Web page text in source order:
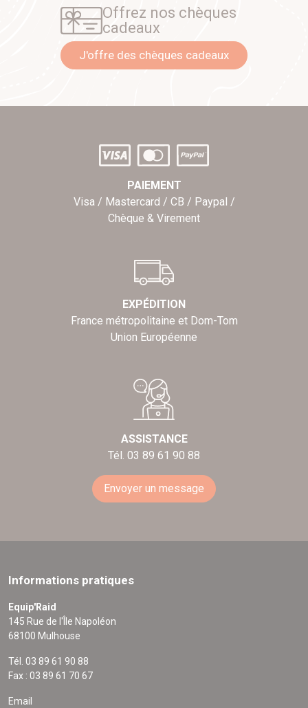
Offrez nos chèques
cadeaux
J'offre des chèques cadeaux
PAIEMENT
Visa / Mastercard / CB / Paypal /
Chèque & Virement
EXPÉDITION
France métropolitaine et Dom-Tom
Union Européenne
ASSISTANCE
Tél. 03 89 61 90 88
Envoyer un message
Informations pratiques
Equip'Raid
145 Rue de l'Île Napoléon
68100 Mulhouse
Tél. 03 89 61 90 88
Fax : 03 89 61 70 67
Email